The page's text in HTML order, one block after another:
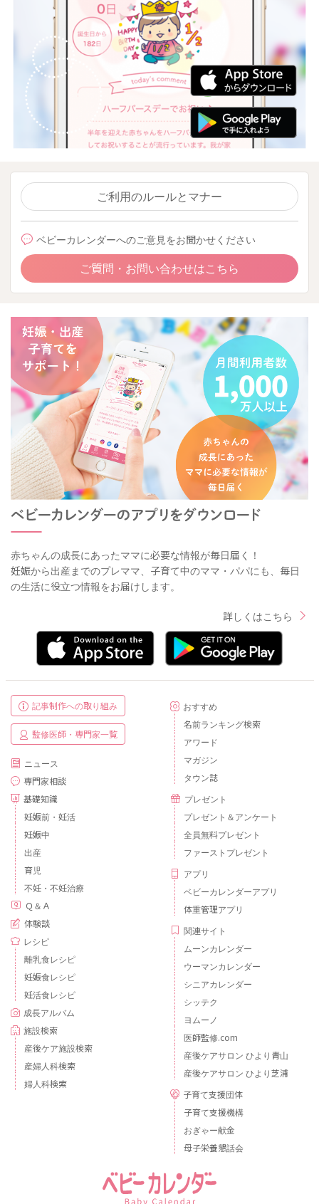
ご利用のルールとマナー
ベビーカレンダーへのご意見をお聞かせください
ご質問・お問い合わせはこちら
赤ちゃんの成長にあったママに必要な情報が毎日届く！
妊娠から出産までのプレママ、子育て中のママ・パパにも、毎日
の生活に役立つ情報をお届けします。
詳しくはこちら
記事制作への取り組み
監修医師・専門家一覧
ニュース
専門家相談
基礎知識
妊娠前・妊活
妊娠中
出産
育児
不妊・不妊治療
Ｑ＆Ａ
体験談
レシピ
離乳食レシピ
妊娠食レシピ
妊活食レシピ
成長アルバム
施設検索
産後ケア施設検索
産婦人科検索
婦人科検索
おすすめ
名前ランキング検索
アワード
マガジン
タウン誌
プレゼント
プレゼント＆アンケート
全員無料プレゼント
ファーストプレゼント
アプリ
ベビーカレンダーアプリ
体重管理アプリ
関連サイト
ムーンカレンダー
ウーマンカレンダー
シニアカレンダー
シッテク
ヨムーノ
医師監修.com
産後ケアサロン ひより青山
産後ケアサロン ひより芝浦
子育て支援団体
子育て支援機構
おぎゃー献金
母子栄養懇話会